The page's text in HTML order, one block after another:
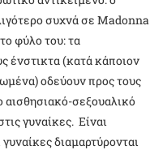
συχνά σε Madonna
φύλο του: τα
ένστικτα (κατά κάποιον
οδεύουν προς τους
αισθησιακό-σεξουαλικό
γυναίκες. Είναι
διαμαρτύρονται